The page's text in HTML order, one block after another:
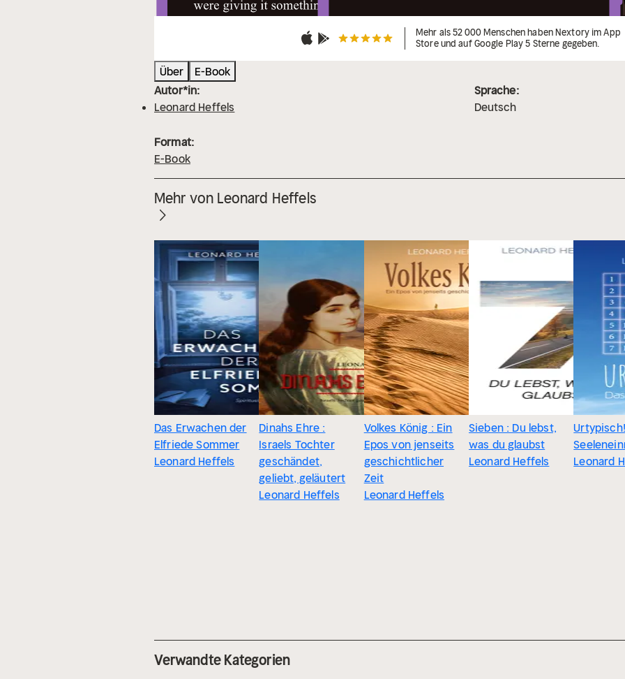
Mehr als 52 000 Menschen haben Nextory im App
Store und auf Google Play 5 Sterne gegeben.
Über
E-Book
Autor*in:
Leonard Heffels
Sprache:
Deutsch
Format:
E-Book
Mehr von Leonard Heffels
Das Erwachen der
Elfriede Sommer
Leonard Heffels
Dinahs Ehre :
Israels Tochter
geschändet,
geliebt, geläutert
Leonard Heffels
Volkes König : Ein
Epos von jenseits
geschichtlicher
Zeit
Leonard Heffels
Sieben : Du lebst,
was du glaubst
Leonard Heffels
Leonard
Verwandte Kategorien